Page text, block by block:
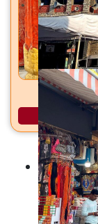
कचेश्वर